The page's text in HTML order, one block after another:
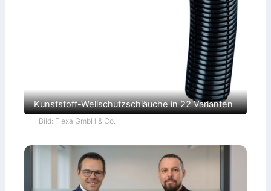
Kunststoff-Wellschutzschläuche in 22 Varianten
Bild: Flexa GmbH & Co.